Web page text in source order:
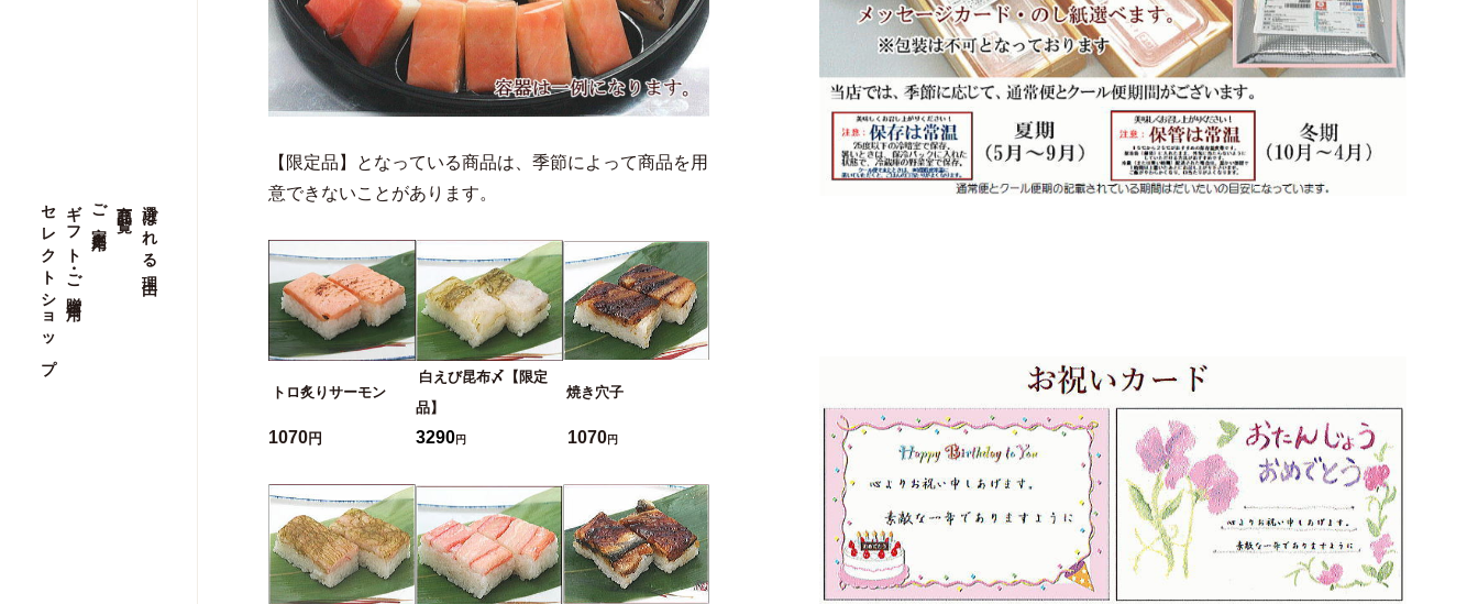
選ばれる理由
商品一覧
ご家庭用
ギフト・ご贈答用
セレクトショップ
【限定品】となっている商品は、季節によって商品を用
意できないことがあります。
トロ炙りサーモン
白えび昆布〆【限定
品】
焼き穴子
1070円 3290円 1070円
選ばれる理由
商品一覧
ご家庭用
ギフト・ご贈答用
セレクトショップ